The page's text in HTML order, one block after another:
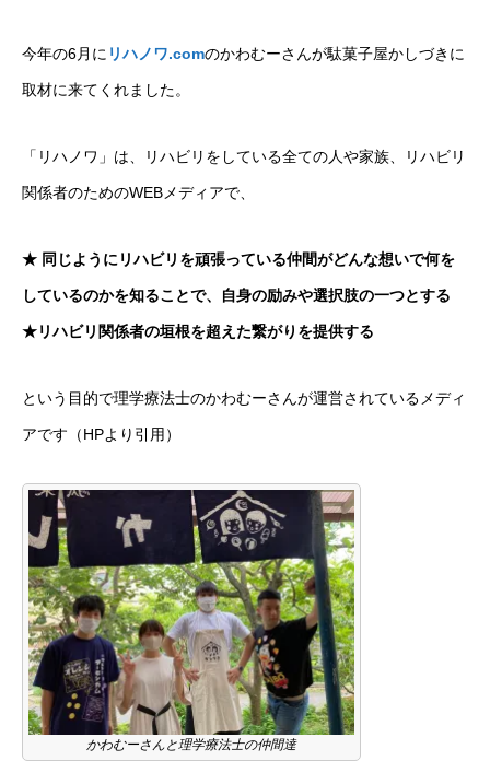
今年の6月に リハノワ.comのかわむーさんが駄菓子屋かしづきに
取材に来てくれました。
「リハノワ」は、リハビリをしている全ての人や家族、リハビリ
関係者のためのWEBメディアで、
★ 同じようにリハビリを頑張っている仲間がどんな想いで何を
しているのかを知ることで、自身の励みや選択肢の一つとする
★リハビリ関係者の垣根を超えた繋がりを提供する
という目的で理学療法士のかわむーさんが運営されているメディ
アです（HPより引用）
かわむーさんと理学療法士の仲間達